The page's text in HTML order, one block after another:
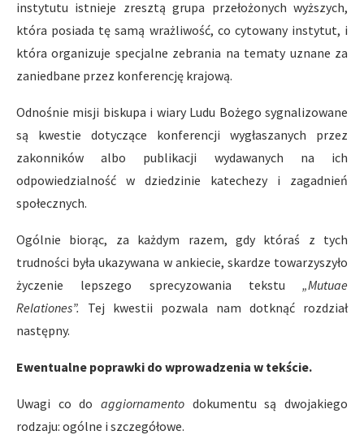
instytutu istnieje zresztą grupa przełożonych wyższych,
która posiada tę samą wrażliwość, co cytowany instytut, i
która organizuje specjalne zebrania na tematy uznane za
zaniedbane przez konferencję krajową.
Odnośnie misji biskupa i wiary Ludu Bożego sygnalizowane
są kwestie dotyczące konferencji wygłaszanych przez
zakonników albo publikacji wydawanych na ich
odpowiedzialność w dziedzinie katechezy i zagadnień
społecznych.
Ogólnie biorąc, za każdym razem, gdy któraś z tych
trudności była ukazywana w ankiecie, skardze towarzyszyło
życzenie lepszego sprecyzowania tekstu „Mutuae
Relationes”. Tej kwestii pozwala nam dotknąć rozdział
następny.
Ewentualne poprawki do wprowadzenia w tekście.
Uwagi co do aggiornamento dokumentu są dwojakiego
rodzaju: ogólne i szczegółowe.